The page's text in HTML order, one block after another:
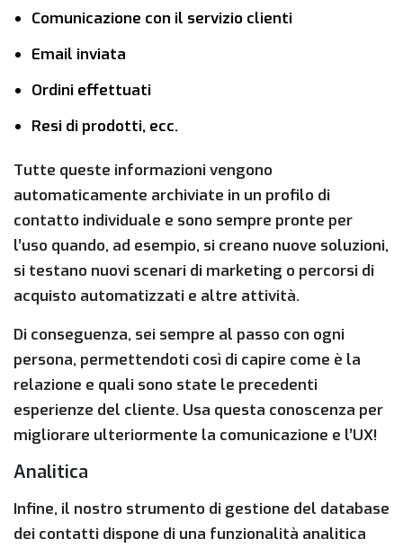
Comunicazione con il servizio clienti
Email inviata
Ordini effettuati
Resi di prodotti, ecc.
Tutte queste informazioni vengono
automaticamente archiviate in un profilo di
contatto individuale e sono sempre pronte per
l’uso quando, ad esempio, si creano nuove soluzioni,
si testano nuovi scenari di marketing o percorsi di
acquisto automatizzati e altre attività.
Di conseguenza, sei sempre al passo con ogni
persona, permettendoti così di capire come è la
relazione e quali sono state le precedenti
esperienze del cliente. Usa questa conoscenza per
migliorare ulteriormente la comunicazione e l’UX!
Analitica
Infine, il nostro strumento di gestione del database
dei contatti dispone di una funzionalità analitica